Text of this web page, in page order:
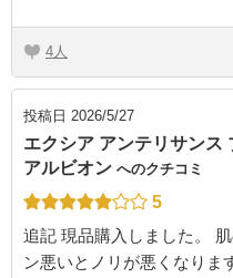
4
投稿日 2026/5/27
エクシア アンテリサンス
アルビオン へのクチコミ
5
追記 現品購入しました。
ン悪いとノリが悪くなりま